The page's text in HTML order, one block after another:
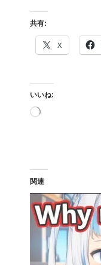
共有:
X
いいね:
読
み
関連